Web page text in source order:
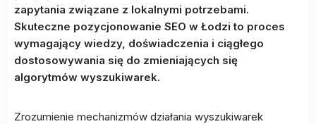
zapytania związane z lokalnymi potrzebami.
Skuteczne pozycjonowanie SEO w Łodzi to proces
wymagający wiedzy, doświadczenia i ciągłego
dostosowywania się do zmieniających się
algorytmów wyszukiwarek.
Zrozumienie mechanizmów działania wyszukiwarek